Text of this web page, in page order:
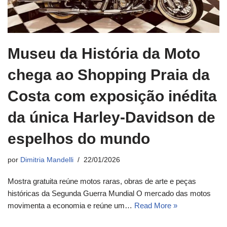
Museu da História da Moto
chega ao Shopping Praia da
Costa com exposição inédita
da única Harley-Davidson de
espelhos do mundo
por Dimitria Mandelli 22/01/2026
Mostra gratuita reúne motos raras, obras de arte e peças
históricas da Segunda Guerra Mundial O mercado das motos
movimenta a economia e reúne um… Read More »